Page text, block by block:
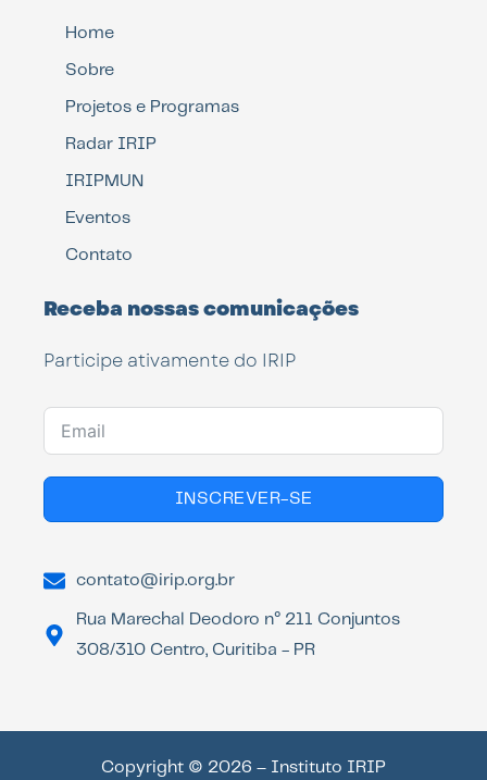
Home
Sobre
Projetos e Programas
Radar IRIP
IRIPMUN
Eventos
Contato
Receba nossas comunicações
Participe ativamente do IRIP
INSCREVER-SE
contato@irip.org.br
Rua Marechal Deodoro n° 211 Conjuntos
308/310 Centro, Curitiba - PR
Copyright © 2026 – Instituto IRIP